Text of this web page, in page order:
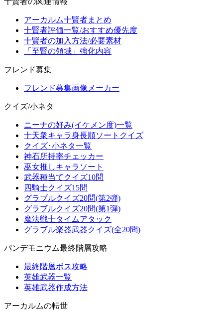
アーカルム十賢者まとめ
十賢者評価一覧/おすすめ優先度
十賢者の加入方法/必要素材
「至賢の領域」強化内容
フレンド募集
フレンド募集画像メーカー
クイズ/小ネタ
ニーナの好み(イケメン度)一覧
十天衆キャラ身長順ソートクイズ
クイズ･小ネタ一覧
神石所持率チェッカー
巫女推しキャラソート
武器種当てクイズ10問
四騎士クイズ15問
グラブルクイズ20問(第2弾)
グラブルクイズ20問(第1弾)
魔法戦士タイムアタック
グラブル楽器武器クイズ(全20問)
パンデモニウム最終階層攻略
最終階層ボス攻略
英雄武器一覧
英雄武器作成方法
アーカルムの転世